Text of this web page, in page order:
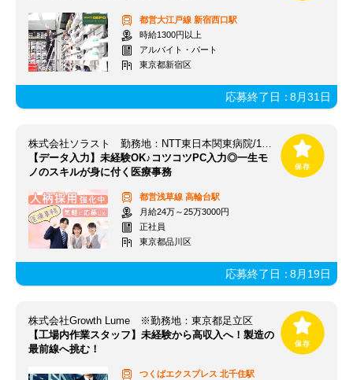
都営大江戸線 新宿西口駅
時給1300円以上
アルバイト・パート
東京都新宿区
応募終了日：8月31日
株式会社ソラスト 勤務地：NTT東日本関東病院/1310970095-004
【データ入力】未経験OK♪コツコツPC入力◎一生モ
ノのスキルが身に付く医療事務
都営浅草線 高輪台駅
月給24万～25万3000円
正社員
東京都品川区
応募終了日：8月19日
株式会社Growth Lume ※勤務地：東京都足立区
【工場内作業スタッフ】未経験から高収入へ！製造の
最前線へ挑む！
つくばエクスプレス 北千住駅